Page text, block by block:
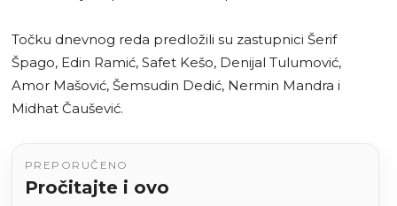
Točku dnevnog reda predložili su zastupnici Šerif
Špago, Edin Ramić, Safet Kešo, Denijal Tulumović,
Amor Mašović, Šemsudin Dedić, Nermin Mandra i
Midhat Čaušević.
PREPORUČENO
Pročitajte i ovo